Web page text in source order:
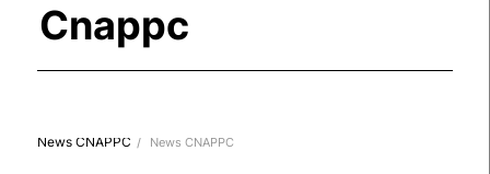
Cnappc
News CNAPPC / News CNAPPC